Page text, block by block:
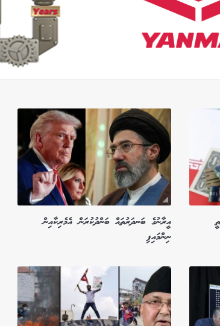
އީރާނުގެ ބަނދަރުތައް ބަންދުކުރަން އެމެރިކާއިން
ނިންމައިފި